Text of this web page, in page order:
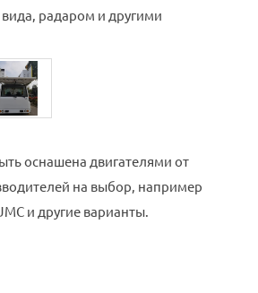
радаром и другими
оснашена двигателями от
на выбор, например
и другие варианты.